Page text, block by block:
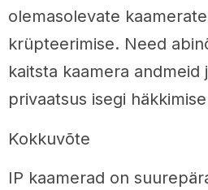
olemasolevate
krüpteerimise. Need
kaitsta kaamera andmeid
privaatsus isegi
Kokkuvõte
IP kaamerad on